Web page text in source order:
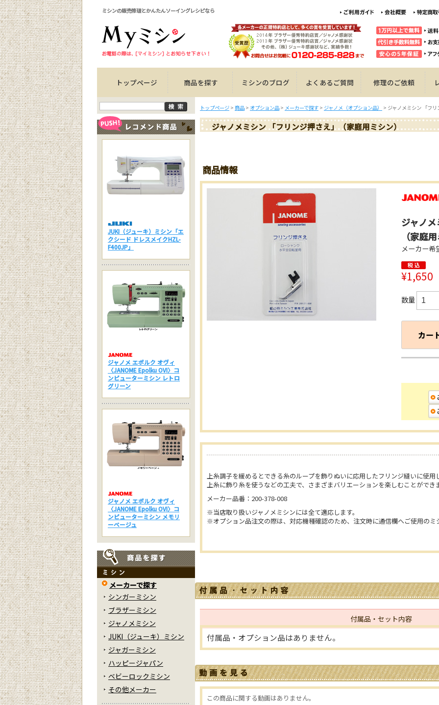
ミシンの販売修理とかんたんソーイングレシピなら
トップページ 商品を探す ミシンのブログ よくあるご質問 修理のご依頼
トップページ > 商品 > オプション品 > メーカーで探す > ジャノメ（オプション品） > ジャノメミシン 「フ
ジャノメミシン 「フリンジ押さえ」（家庭用ミシン）
商品情報
ジャノ
（家庭
メーカー希
¥1,650
数量
上糸調子を緩めるとできる糸のループを飾りぬいに応用したフリンジ縫いに使用
上糸に飾り糸を使うなどの工夫で、さまざまバリエーションを楽しむことができ
メーカー品番：200-378-008
※当店取り扱いジャノメミシンには全て適応します。
※オプション品注文の際は、対応機種確認のため、注文時に通信欄へご使用の
付属品・セット内容
付属品・オプション品はありません。
この商品に関する動画はありません。
JUKI（ジューキ）ミシン「エ
クシード ドレスメイクHZL-
F400JP」
ジャノメ エポルク オヴィ
〈JANOME Epolku OVI〉コ
ンピューターミシン レトロ
グリーン
ジャノメ エポルク オヴィ
〈JANOME Epolku OVI〉コ
ンピューターミシン メモリ
ーベージュ
メーカーで探す
シンガーミシン
ブラザーミシン
ジャノメミシン
JUKI（ジューキ）ミシン
ジャガーミシン
ハッピージャパン
ベビーロックミシン
その他メーカー